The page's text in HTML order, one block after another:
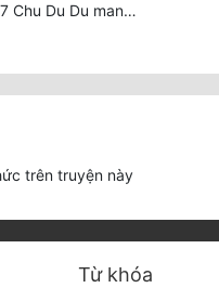
Chương 2297 Chu Du Du mang thai
trên truyện này
Từ khóa